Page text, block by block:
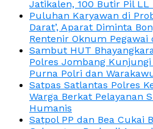
Jatikalen, 100 Butir Pil LL
Puluhan Karyawan di
Darat’, Aparat Diminta
Rentenir Oknum
Sambut HUT
Polres Jombang Kunjungi
Purna Polri dan
Satpas Satlantas Polres
Warga Berkat Pelayanan
Humanis
Satpol PP dan Bea Cukai